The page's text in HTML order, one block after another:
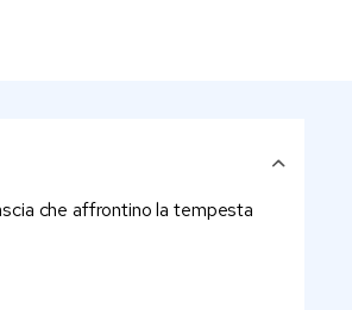
che affrontino la tempesta